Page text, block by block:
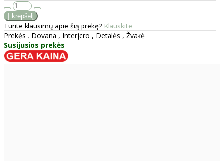
Turite klausimų apie šią prekę? Klauskite
Prekės , Dovana , Interjero , Detalės , Žvakė
Susijusios prekės